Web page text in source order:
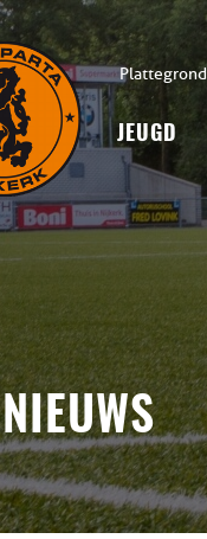
Plattegrond
JEUGD
NIEUWS